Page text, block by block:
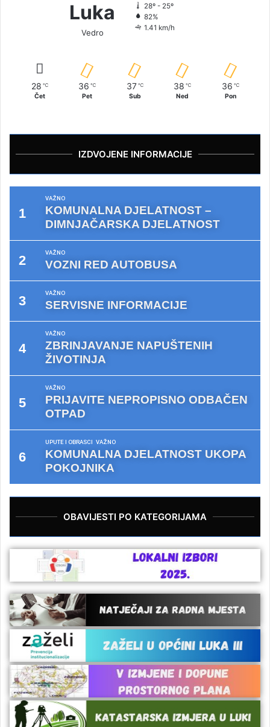
Luka
Vedro
28º - 25º
82%
1.41 km/h
28 ℃
Čet
36 ℃
Pet
37 ℃
Sub
38 ℃
Ned
36 ℃
Pon
IZDVOJENE INFORMACIJE
VAŽNO
KOMUNALNA DJELATNOST –
DIMNJAČARSKA DJELATNOST
VAŽNO
VOZNI RED AUTOBUSA
VAŽNO
SERVISNE INFORMACIJE
VAŽNO
ZBRINJAVANJE NAPUŠTENIH
ŽIVOTINJA
VAŽNO
PRIJAVITE NEPROPISNO ODBAČEN
OTPAD
UPUTE I OBRASCI VAŽNO
KOMUNALNA DJELATNOST UKOPA
POKOJNIKA
OBAVIJESTI PO KATEGORIJAMA